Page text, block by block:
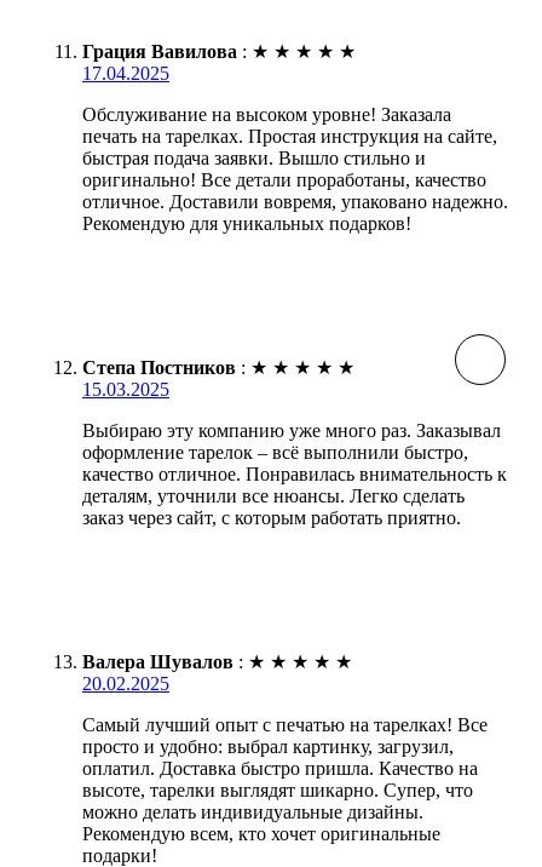
Грация Вавилова : ★ ★ ★ ★ ★
17.04.2025
Обслуживание на высоком уровне! Заказала
печать на тарелках. Простая инструкция на сайте,
быстрая подача заявки. Вышло стильно и
оригинально! Все детали проработаны, качество
отличное. Доставили вовремя, упаковано надежно.
Рекомендую для уникальных подарков!
Степа Постников : ★ ★ ★ ★ ★
15.03.2025
Выбираю эту компанию уже много раз. Заказывал
оформление тарелок – всё выполнили быстро,
качество отличное. Понравилась внимательность к
деталям, уточнили все нюансы. Легко сделать
заказ через сайт, с которым работать приятно.
Валера Шувалов : ★ ★ ★ ★ ★
20.02.2025
Самый лучший опыт с печатью на тарелках! Все
просто и удобно: выбрал картинку, загрузил,
оплатил. Доставка быстро пришла. Качество на
высоте, тарелки выглядят шикарно. Супер, что
можно делать индивидуальные дизайны.
Рекомендую всем, кто хочет оригинальные
подарки!